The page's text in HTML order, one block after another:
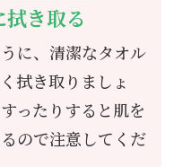
き取る
に、清潔なタオル
拭き取りましょ
ったりすると肌を
ので注意してくだ